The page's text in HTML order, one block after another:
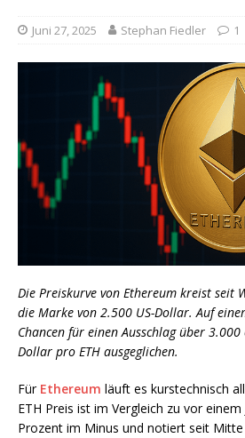
Juni 27, 2025 Stephan Fiedler 1
Die Preiskurve von Ethereum kreist seit
die Marke von 2.500 US-Dollar. Auf
Chancen für einen Ausschlag über
Dollar pro ETH ausgeglichen.
Für Ethereum läuft es kurstechnisch
ETH Preis ist im Vergleich zu vor
Prozent im Minus und notiert seit